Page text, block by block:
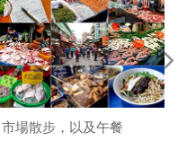
市場散步，以及午餐